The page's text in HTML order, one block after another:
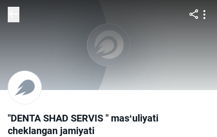
"DENTA SHAD SERVIS " mas‘uliyati
cheklangan jamiyati